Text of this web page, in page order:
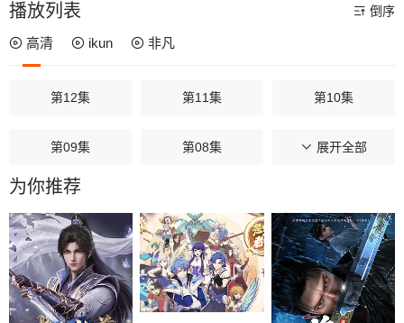
播放列表 倒序
高清 ikun 非凡
第12集 第11集 第10集
第09集 第08集 第07集
第06集
第03集 第02集 第01集
展开全部
为你推荐